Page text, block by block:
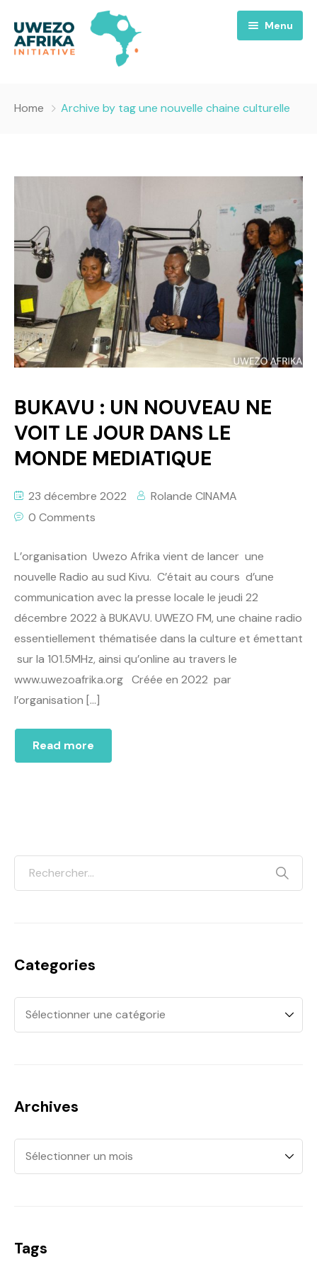
Menu
Requiem pour la Paix
Culture
Success Story
Santé
Politique
Technologies
Entreprenariat
Magazines
Emissions
Contact
Opportunités
Home Archive by tag une nouvelle chaine culturelle
BUKAVU : UN NOUVEAU NE
VOIT LE JOUR DANS LE
MONDE MEDIATIQUE
23 décembre 2022
Rolande CINAMA
0 Comments
L’organisation Uwezo Afrika vient de lancer une
nouvelle Radio au sud Kivu. C’était au cours d’une
communication avec la presse locale le jeudi 22
décembre 2022 à BUKAVU. UWEZO FM, une chaine radio
essentiellement thématisée dans la culture et émettant
sur la 101.5MHz, ainsi qu’online au travers le
www.uwezoafrika.org Créée en 2022 par
l’organisation […]
Read more
Categories
Archives
Tags